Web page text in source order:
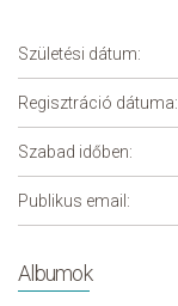
Születési dátum:
Regisztráció dátuma:
Szabad időben:
Publikus email:
Albumok